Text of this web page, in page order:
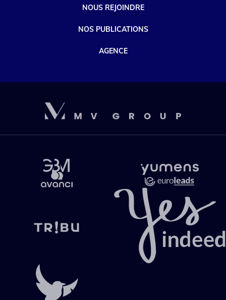
NOUS REJOINDRE
NOS PUBLICATIONS
AGENCE